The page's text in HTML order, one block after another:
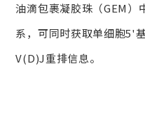
油滴包裹凝胶珠（GEM）
系，可同时获取单细胞5'
V(D)J重排信息。